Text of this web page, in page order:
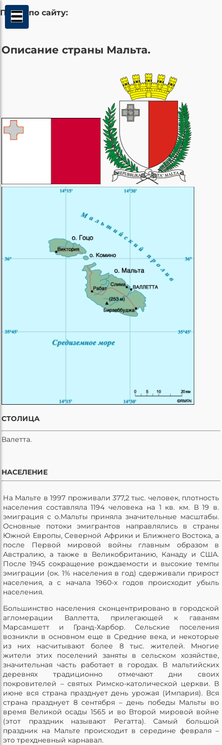
Поиск по сайту:
Описание страны Мальта.
СТОЛИЦА
Валетта.
НАСЕЛЕНИЕ
На Мальте в 1997 проживали 377,2 тыс. человек, плотность
населения составляла 1194 человека на 1 кв. км. В 19 в.
эмиграция с о.Мальты приняла значительные масштабы.
Основные потоки эмигрантов направлялись в страны
Южной Европы, Северной Африки и Ближнего Востока, а
после Первой мировой войны главным образом в
Австралию, а также в Великобританию, Канаду и США.
После 1945 сокращение рождаемости и высокие темпы
эмиграции (ок. 1% населения в год) сдерживали прирост
населения, а с начала 1960-х годов происходит убыль
населения.
Большинство населения сконцентрировано в городской
агломерации Валлетта, прилегающей к гаваням
Марсамшетт и Гранд-Харбор. Сельские поселения
возникли в основном еще в Средние века, и некоторые
из них насчитывают более 8 тыс. жителей. Многие
жители этих поселений заняты в сельском хозяйстве,
значительная часть работает в городах. В мальтийских
деревнях традиционно отмечают дни своих
покровителей – святых Римско-католической церкви. В
июне вся страна празднует день урожая (Импария). Вся
страна празднует 8 сентября – день победы Мальты во
время Великой осады 1565 и во Второй мировой войне
(этот праздник называют Регатта). Самый большой
праздник на Мальте происходит в середине февраля –
это трехдневный карнавал.